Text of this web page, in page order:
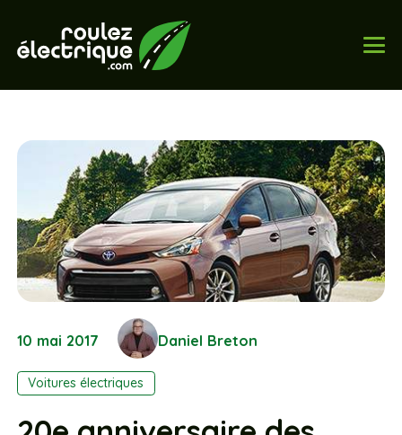
10 mai 2017 Daniel Breton
Voitures électriques